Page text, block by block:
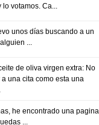
votamos. Ca...
unos días buscando a un
...
de oliva virgen extra: No
una cita como esta una
he encontrado una pagina
...